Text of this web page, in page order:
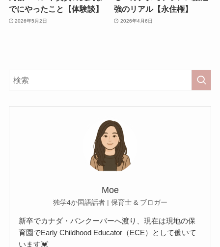
でにやったこと【体験談】
2026年5月2日
強のリアル【永住権】
2026年4月6日
Moe
独学4か国語話者 | 保育士 & ブロガー
新卒でカナダ・バンクーバーへ渡り、現在は現地の保
育園でEarly Childhood Educator（ECE）として働いて
います💓